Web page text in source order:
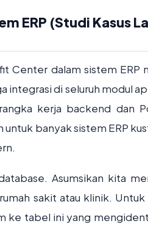
ERP (Studi Kasus
Center dalam sistem ERP
di seluruh modul
kerja backend dan
banyak sistem ERP
Asumsikan kita
sakit atau klinik.
ke tabel ini yang